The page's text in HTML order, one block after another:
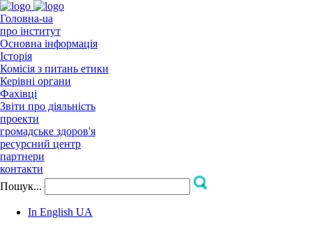
Головна-ua
про інститут
Основна інформація
Історія
Комісія з питань етики
Керівні органи
Фахівці
Звіти про діяльність
проекти
громадське здоров'я
ресурсний центр
партнери
контакти
Пошук...
In English UA